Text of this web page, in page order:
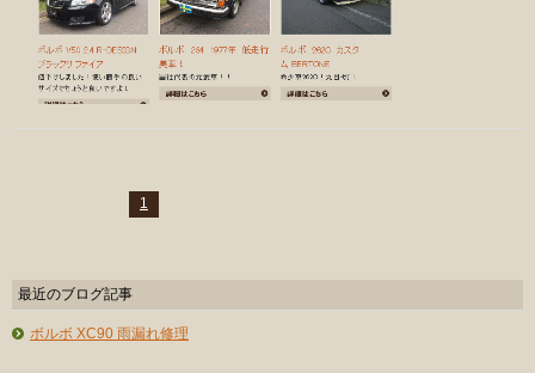
1
最近のブログ記事
ボルボ XC90 雨漏れ修理